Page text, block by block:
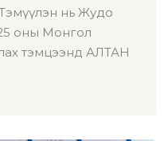
нь Жудо
оны Монгол
тэмцээнд АЛТАН